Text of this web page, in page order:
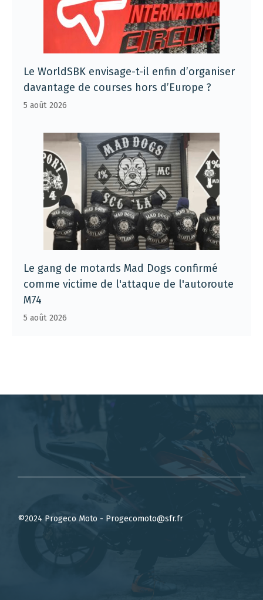
Le WorldSBK envisage-t-il enfin d’organiser
davantage de courses hors d’Europe ?
5 août 2026
Le gang de motards Mad Dogs confirmé
comme victime de l'attaque de l'autoroute
M74
5 août 2026
©2024 Progeco Moto - Progecomoto@sfr.fr